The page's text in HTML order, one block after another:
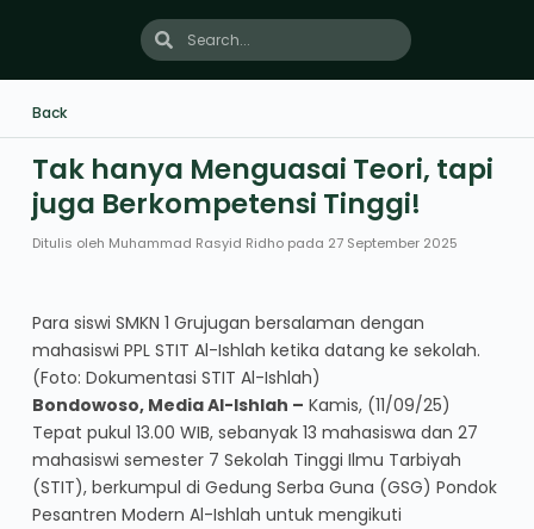
Back
Tak hanya Menguasai Teori, tapi
juga Berkompetensi Tinggi!
Ditulis oleh Muhammad Rasyid Ridho pada 27 September 2025
Para siswi SMKN 1 Grujugan bersalaman dengan
mahasiswi PPL STIT Al-Ishlah ketika datang ke sekolah.
(Foto: Dokumentasi STIT Al-Ishlah)
Bondowoso, Media Al-Ishlah – Kamis, (11/09/25)
Tepat pukul 13.00 WIB, sebanyak 13 mahasiswa dan 27
mahasiswi semester 7 Sekolah Tinggi Ilmu Tarbiyah
(STIT), berkumpul di Gedung Serba Guna (GSG) Pondok
Pesantren Modern Al-Ishlah untuk mengikuti